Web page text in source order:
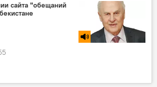
сайта "обещаний